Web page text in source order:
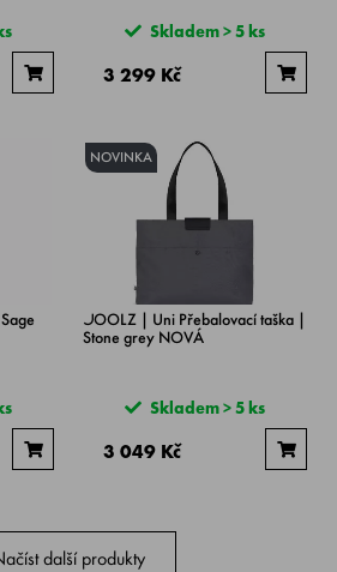
Skladem > 5 ks
3 299 Kč
NOVINKA
JOOLZ | Uni Přebalovací taška |
Stone grey NOVÁ
Skladem > 5 ks
3 049 Kč
další produkty